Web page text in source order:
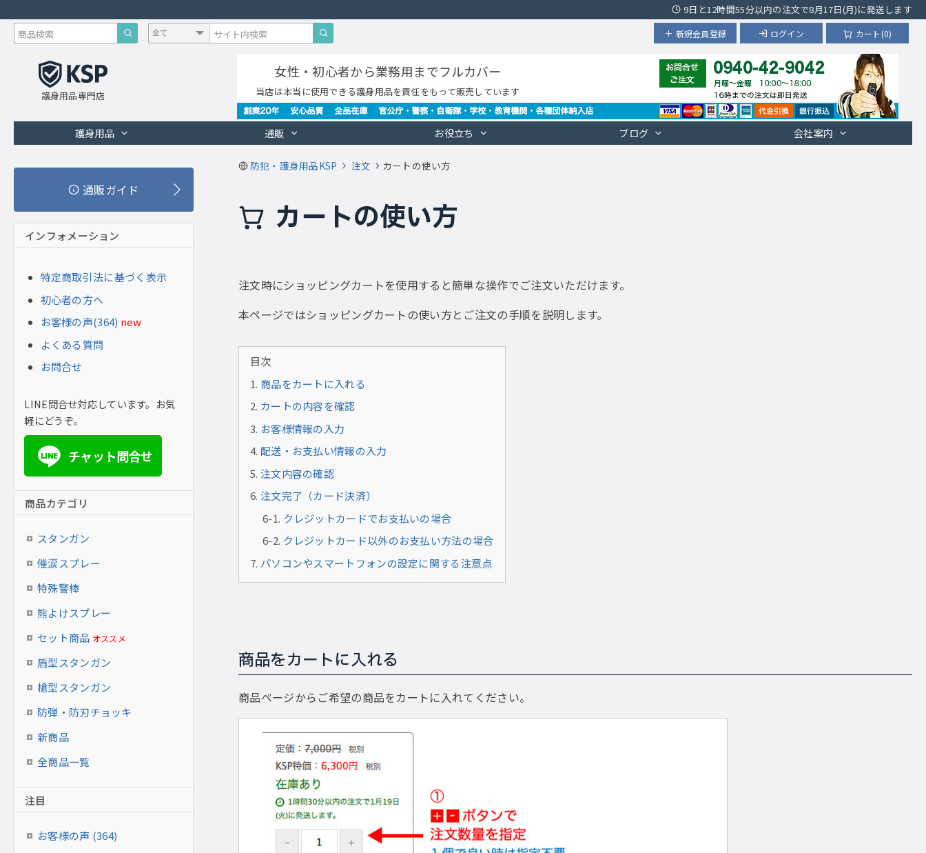
9日と12時間55分以内の注文で8月17日(月)に発送します
カート(0)
ログイン
新規会員登録
護身用品専門店
女性・初心者から業務用までフルカバー
当店は本当に使用できる護身用品を責任をもって販売しています
護身用品 通販 お役立ち ブログ 会社案内
防犯・護身用品KSP 注文 カートの使い方
カートの使い方
注文時にショッピングカートを使用すると簡単な操作でご注文いただけます。
本ページではショッピングカートの使い方とご注文の手順を説明します。
目次
商品をカートに入れる
カートの内容を確認
お客様情報の入力
配送・お支払い情報の入力
注文内容の確認
注文完了（カード決済）
クレジットカードでお支払いの場合
クレジットカード以外のお支払い方法の場合
パソコンやスマートフォンの設定に関する注意点
商品をカートに入れる
商品ページからご希望の商品をカートに入れてください。
通販ガイド
インフォメーション
特定商取引法に基づく表示
初心者の方へ
お客様の声(364) new
よくある質問
お問合せ
LINE問合せ対応しています。お気
軽にどうぞ。
LINE チャット問合せ
商品カテゴリ
スタンガン
催涙スプレー
特殊警棒
熊よけスプレー
セット商品 オススメ
盾型スタンガン
槍型スタンガン
防弾・防刃チョッキ
新商品
全商品一覧
注目
お客様の声 (364)